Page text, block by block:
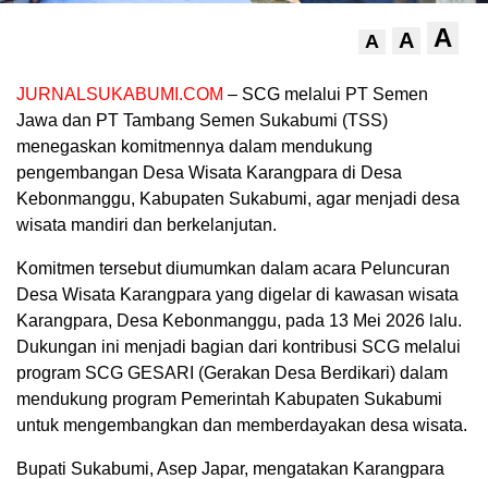
A A A
JURNALSUKABUMI.COM – SCG melalui PT Semen
Jawa dan PT Tambang Semen Sukabumi (TSS)
menegaskan komitmennya dalam mendukung
pengembangan Desa Wisata Karangpara di Desa
Kebonmanggu, Kabupaten Sukabumi, agar menjadi desa
wisata mandiri dan berkelanjutan.
Komitmen tersebut diumumkan dalam acara Peluncuran
Desa Wisata Karangpara yang digelar di kawasan wisata
Karangpara, Desa Kebonmanggu, pada 13 Mei 2026 lalu.
Dukungan ini menjadi bagian dari kontribusi SCG melalui
program SCG GESARI (Gerakan Desa Berdikari) dalam
mendukung program Pemerintah Kabupaten Sukabumi
untuk mengembangkan dan memberdayakan desa wisata.
Bupati Sukabumi, Asep Japar, mengatakan Karangpara